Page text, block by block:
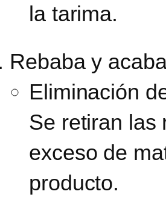
la tarima.
Rebaba y
Eliminación
Se retiran las
exceso de
producto.